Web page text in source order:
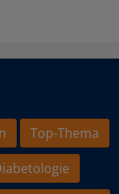
Top-Thema